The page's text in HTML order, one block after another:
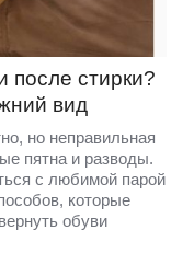
после стирки?
вид
но неправильная
пятна и разводы.
с любимой парой
которые
обуви